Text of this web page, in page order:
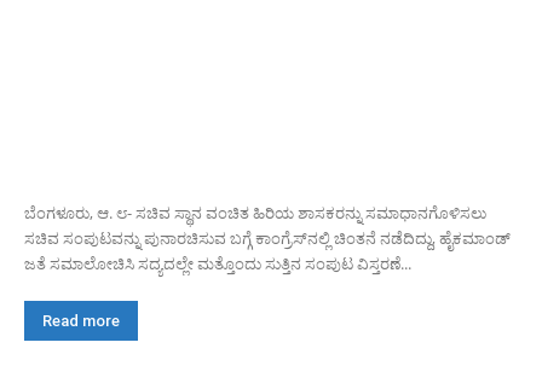
ಬೆಂಗಳೂರು, ಆ. ೮- ಸಚಿವ ಸ್ಥಾನ ವಂಚಿತ ಹಿರಿಯ ಶಾಸಕರನ್ನು ಸಮಾಧಾನಗೊಳಿಸಲು
ಸಚಿವ ಸಂಪುಟವನ್ನು ಪುನಾರಚಿಸುವ ಬಗ್ಗೆ ಕಾಂಗ್ರೆಸ್‌ನಲ್ಲಿ ಚಿಂತನೆ ನಡೆದಿದ್ದು, ಹೈಕಮಾಂಡ್
ಜತೆ ಸಮಾಲೋಚಿಸಿ ಸದ್ಯದಲ್ಲೇ ಮತ್ತೊಂದು ಸುತ್ತಿನ ಸಂಪುಟ ವಿಸ್ತರಣೆ...
Read more